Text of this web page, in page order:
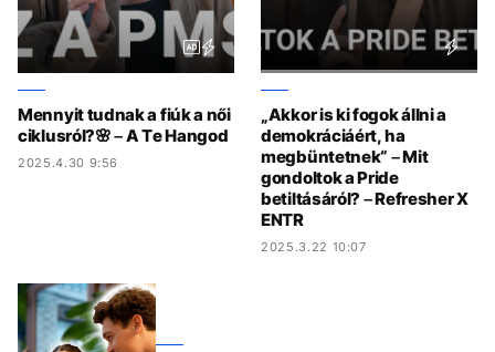
Mennyit tudnak a fiúk a női
ciklusról?🌸 – A Te Hangod
2025.4.30 9:56
„Akkor is ki fogok állni a
demokráciáért, ha
megbüntetnek“ – Mit
gondoltok a Pride
betiltásáról? – Refresher X
ENTR
2025.3.22 10:07